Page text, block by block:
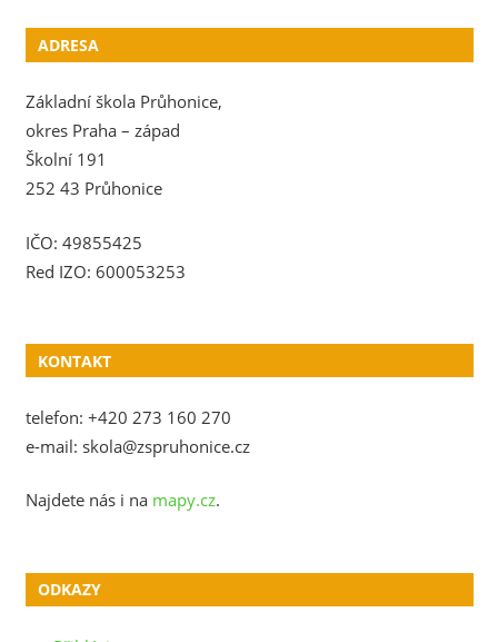
ADRESA
Základní škola Průhonice,
okres Praha – západ
Školní 191
252 43 Průhonice
IČO: 49855425
Red IZO: 600053253
KONTAKT
telefon: +420 273 160 270
e-mail: skola@zspruhonice.cz
Najdete nás i na mapy.cz.
ODKAZY